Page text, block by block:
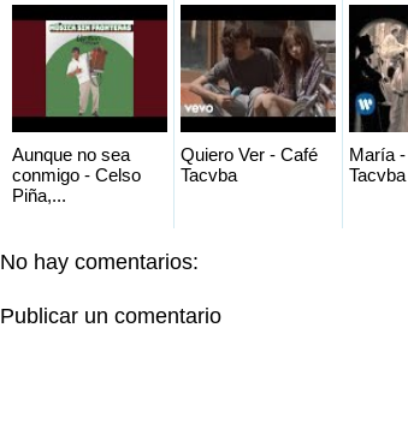
Aunque no sea
conmigo - Celso
Piña,...
Quiero Ver - Café
Tacvba
María
Tacvba
No hay comentarios:
Publicar un comentario